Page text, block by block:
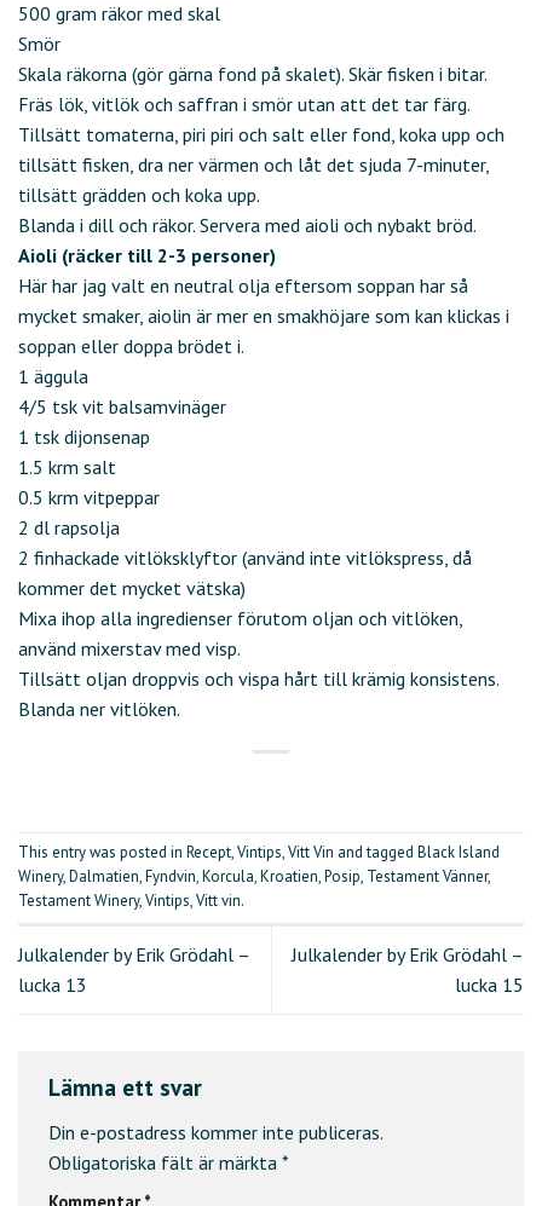
500 gram räkor med skal
Smör
Skala räkorna (gör gärna fond på skalet). Skär fisken i bitar.
Fräs lök, vitlök och saffran i smör utan att det tar färg.
Tillsätt tomaterna, piri piri och salt eller fond, koka upp och
tillsätt fisken, dra ner värmen och låt det sjuda 7-minuter,
tillsätt grädden och koka upp.
Blanda i dill och räkor. Servera med aioli och nybakt bröd.
Aioli (räcker till 2-3 personer)
Här har jag valt en neutral olja eftersom soppan har så
mycket smaker, aiolin är mer en smakhöjare som kan klickas i
soppan eller doppa brödet i.
1 äggula
4/5 tsk vit balsamvinäger
1 tsk dijonsenap
1.5 krm salt
0.5 krm vitpeppar
2 dl rapsolja
2 finhackade vitlöksklyftor (använd inte vitlökspress, då
kommer det mycket vätska)
Mixa ihop alla ingredienser förutom oljan och vitlöken,
använd mixerstav med visp.
Tillsätt oljan droppvis och vispa hårt till krämig konsistens.
Blanda ner vitlöken.
This entry was posted in Recept,Vintips,Vitt Vin and tagged Black Island
Winery,Dalmatien,Fyndvin,Korcula,Kroatien,Posip, Testament Vänner,
Testament Winery,Vintips,Vitt vin.
Julkalender by Erik Grödahl –
lucka 13
Julkalender by Erik Grödahl –
lucka 15
Lämna ett svar
Din e-postadress kommer inte publiceras.
Obligatoriska fält är märkta *